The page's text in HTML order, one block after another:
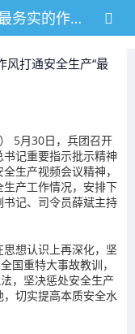
以最坚决的态度最严格的标准最务实的作风打通安全生产“最后一米”
风打通安全生产“最
5月30日，兵团召开
记重要指示批示精神
生产视频会议精神，
产工作情况，安排下
记、司令员薛斌主持
想认识上再深化，坚
国重特大事故教训，
，坚决惩处安全生产
切实提高本质安全水